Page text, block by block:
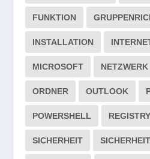
FUNKTION
INSTALLATION
MICROSOFT NETZWERK
ORDNER OUTLOOK
POWERSHELL REGISTRY
SICHERHEIT